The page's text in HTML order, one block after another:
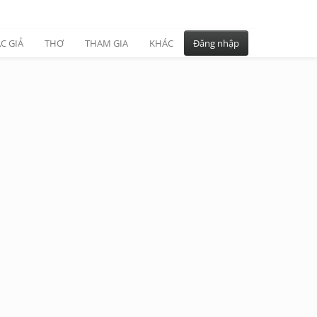
GIẢ THƠ THAM GIA KHÁC Đăng nhập